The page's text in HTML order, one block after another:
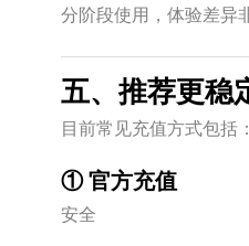
分阶段使用，体验差异
五、推荐更稳
目前常见充值方式包括：
① 官方充值
安全